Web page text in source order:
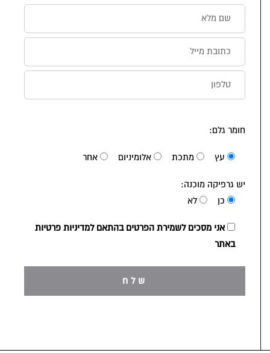
חומר גלם:
עץ מתכת אלומיניום אחר
יש גרפיקה מוכנה:
כן
לא
אני מסכים לשמירת הפרטים בהתאם למדיניות פרטיות
באתר